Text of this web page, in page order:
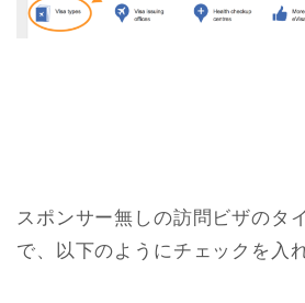
スポンサー無しの訪問ビザのタ
で、以下のようにチェックを入